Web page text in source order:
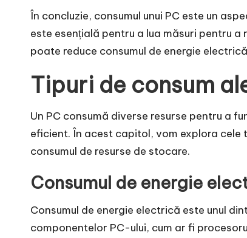
În concluzie, consumul unui PC este un
este esențială pentru a lua măsuri pentru
poate reduce consumul de energie
Tipuri de consum
Un PC consumă diverse resurse pentru a
eficient. În acest capitol, vom explora cele
consumul de resurse de stocare.
Consumul de energie
Consumul de energie electrică este unul
componentelor PC-ului, cum ar fi